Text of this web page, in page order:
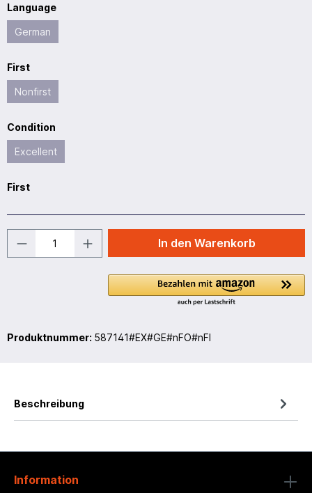
Language
German
First
Nonfirst
Condition
Excellent
First
In den Warenkorb
Produktnummer: 587141#EX#GE#nFO#nFI
Beschreibung
Information